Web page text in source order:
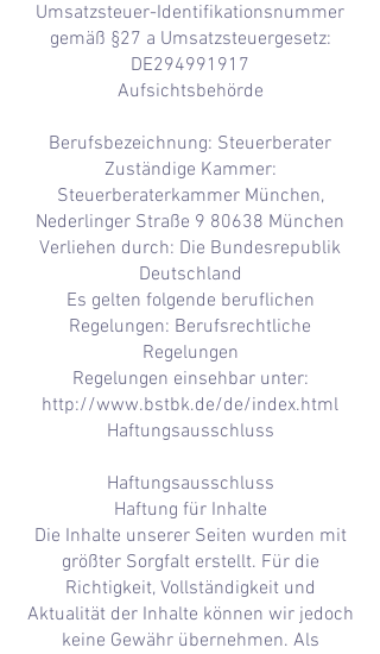
Umsatzsteuer-Identifikationsnummer
gemäß §27 a Umsatzsteuergesetz:
DE294991917
Aufsichtsbehörde
Berufsbezeichnung: Steuerberater
Zuständige Kammer:
Steuerberaterkammer München,
Nederlinger Straße 9 80638 München
Verliehen durch: Die Bundesrepublik
Deutschland
Es gelten folgende beruflichen
Regelungen: Berufsrechtliche
Regelungen
Regelungen einsehbar unter:
http://www.bstbk.de/de/index.html
Haftungsausschluss
Haftungsausschluss
Haftung für Inhalte
Die Inhalte unserer Seiten wurden mit
größter Sorgfalt erstellt. Für die
Richtigkeit, Vollständigkeit und
Aktualität der Inhalte können wir jedoch
keine Gewähr übernehmen. Als